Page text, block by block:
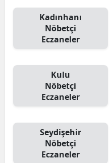
Kadınhanı
Nöbetçi
Eczaneler
Kulu
Nöbetçi
Eczaneler
Seydişehir
Nöbetçi
Eczaneler